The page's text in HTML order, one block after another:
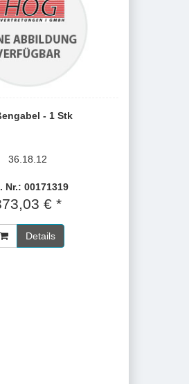
- 1 Stk
36.18.12
Nr.: 00171319
€ *
Details